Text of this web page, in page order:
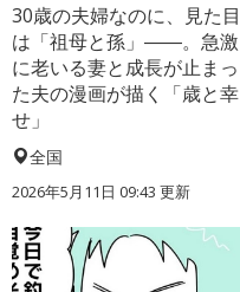
30歳の夫婦なのに、見た目
は「祖母と孫」――。急激
に老いる妻と成長が止まっ
た夫の漫画が描く「歳と幸
せ」
全国
2026年5月11日 09:43 更新